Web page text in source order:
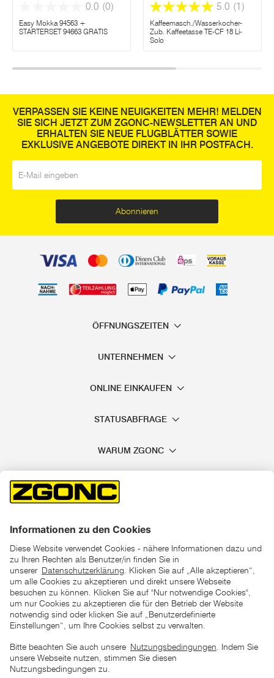
0.0 (0)
Easy Mokka 94563 +
STARTERSET 94663 GRATIS
5.0 (1)
Kaffeemasch./Wasserkocher-
Zub. Kaffeetasse TE-CF 18 Li-
Solo
VERPASSEN SIE KEINE NEUIGKEITEN MEHR! MELDEN
SIE SICH JETZT ZUM ZGONC-NEWSLETTER AN UND
ERHALTEN SIE NEUE FLUGBLÄTTER SOWIE
EXKLUSIVE ANGEBOTE DIREKT IN IHR POSTFACH.
Abonnieren
ÖFFNUNGSZEITEN
UNTERNEHMEN
ONLINE EINKAUFEN
STATUSABFRAGE
WARUM ZGONC
*der "statt"-Preis ist der niedrigste von uns in den letzten 30
Tagen vor Beginn dieser Aktion verlangte Preis
unter den UVP Preisen auf dieser Website sind die
zu verstehen